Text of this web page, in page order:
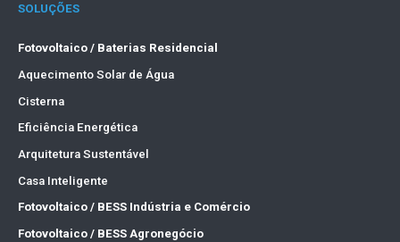
SOLUÇÕES
Fotovoltaico / Baterias Residencial
Aquecimento Solar de Água
Cisterna
Eficiência Energética
Arquitetura Sustentável
Casa Inteligente
Fotovoltaico / BESS Indústria e Comércio
Fotovoltaico / BESS Agronegócio